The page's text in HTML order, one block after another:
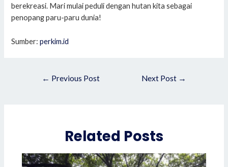
berekreasi. Mari mulai peduli dengan hutan kita sebagai
penopang paru-paru dunia!
Sumber:perkim.id
← Previous Post Next Post →
Related Posts